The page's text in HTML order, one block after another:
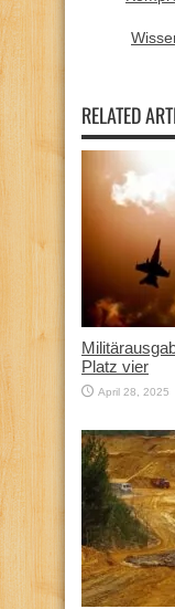
RELATED
Platz vier
April 28, 2025